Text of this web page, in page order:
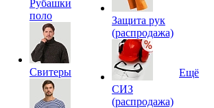
Рубашки
поло
Свитеры
Защита рук
(распродажа)
СИЗ
(распродажа)
Ещё